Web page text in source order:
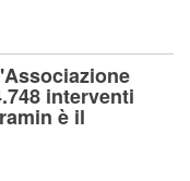
interventi
è il